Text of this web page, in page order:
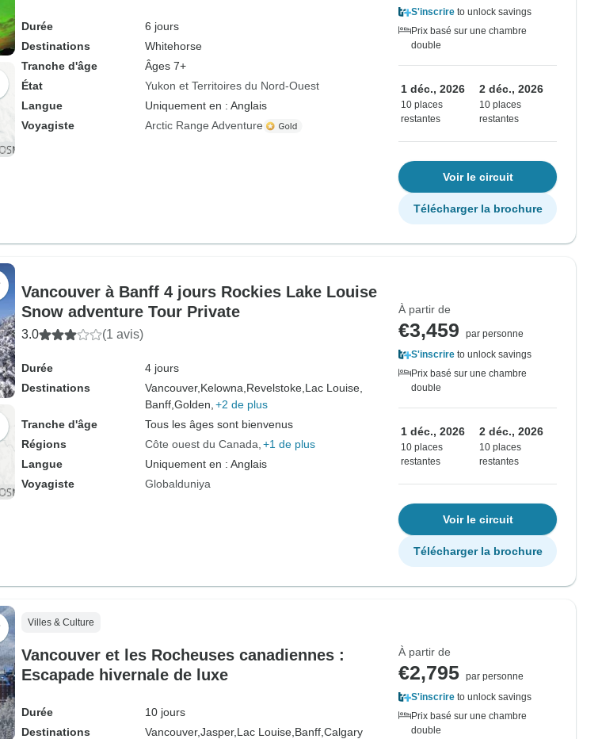
Durée
6 jours
Destinations
Whitehorse
Tranche d'âge
Âges 7+
État
Yukon et Territoires du Nord-Ouest
Langue
Uniquement en : Anglais
Voyagiste
Arctic Range Adventure
S'inscrire to unlock savings
Prix basé sur une chambre
double
1 déc., 2026
10 places
restantes
2 déc., 2026
10 places
restantes
Voir le circuit
Télécharger la brochure
Vancouver à Banff 4 jours Rockies Lake Louise
Snow adventure Tour Private
3.0 (1 avis)
Durée
4 jours
Destinations
Vancouver, Kelowna, Revelstoke, Lac Louise,
Banff, Golden, +2 de plus
Tranche d'âge
Tous les âges sont bienvenus
Régions
Côte ouest du Canada +1 de plus
Langue
Uniquement en : Anglais
Voyagiste
Globalduniya
À partir de
€3,459
par personne
S'inscrire to unlock savings
Prix basé sur une chambre
double
1 déc., 2026
10 places
restantes
2 déc., 2026
10 places
restantes
Voir le circuit
Télécharger la brochure
Villes & Culture
Vancouver et les Rocheuses canadiennes :
Escapade hivernale de luxe
Durée
10 jours
Destinations
Vancouver,Jasper, Lac Louise, Banff, Calgary
À partir de
€2,795 par personne
S'inscrire to unlock savings
Prix basé sur une chambre
double